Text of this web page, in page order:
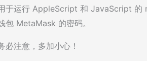
于运行 AppleScript 和 JavaScript 的
包 MetaMask 的密码。
必注意，多加小心！